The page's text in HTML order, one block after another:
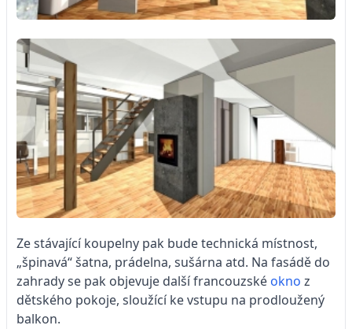
Ze stávající koupelny pak bude technická místnost,
„špinavá“ šatna, prádelna, sušárna atd. Na fasádě do
zahrady se pak objevuje další francouzské okno z
dětského pokoje, sloužící ke vstupu na prodloužený
balkon.